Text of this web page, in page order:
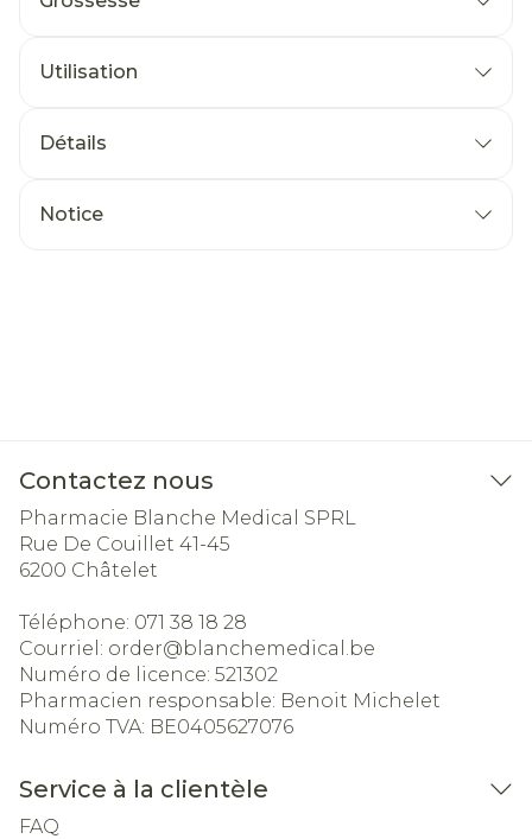
Utilisation
Détails
Notice
Contactez nous
Pharmacie Blanche Medical SPRL
Rue De Couillet 41-45
6200 Châtelet
Téléphone: 071 38 18 28
Courriel: order@blanchemedical.be
Numéro de licence: 521302
Pharmacien responsable: Benoit Michelet
Numéro TVA: BE0405627076
Service à la clientèle
FAQ